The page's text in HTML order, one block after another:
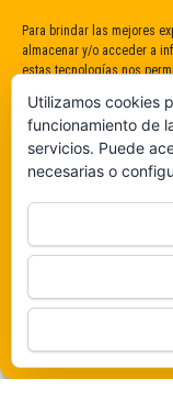
Para brindar las mejores
almacenar y/o acceder a
estas tecnologías nos
consentimiento puede
funciones.
Utilizamos cookies
funcionamiento de
servicios. Puede
necesarias o